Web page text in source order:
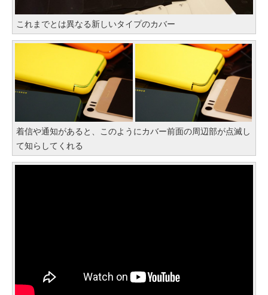
これまでとは異なる新しいタイプのカバー
着信や通知があると、このようにカバー前面の周辺部が点滅し
て知らしてくれる